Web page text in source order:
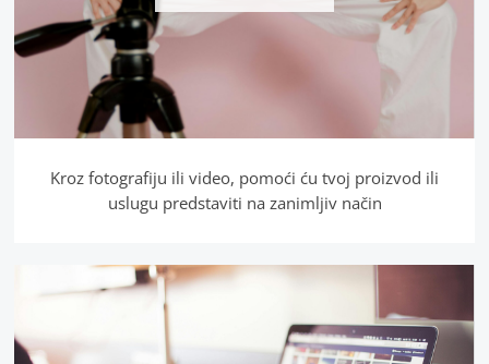
Kroz fotografiju ili video, pomoći ću tvoj proizvod ili
uslugu predstaviti na zanimljiv način